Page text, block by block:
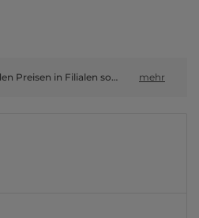
Online-Preise können von den Preisen in Filialen sowie Shop-in-Shop-Flächen abweichen. mehr